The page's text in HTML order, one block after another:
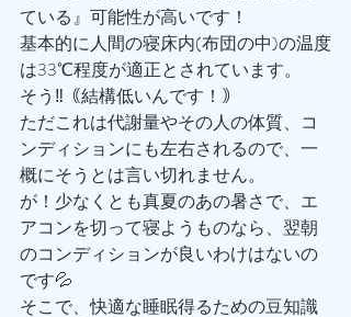
ている』可能性が高いです！
基本的に人間の寝床内(布団の中)の温度
は33℃程度が適正とされています。
そう‼️｟結構低いんです！｠
ただこれは代謝量やその人の体質、コ
ンディションにも左右されるので、一
概にそうとは言い切れません。
が！少なくとも真夏のあの暑さで、エ
アコンを切って寝ようものなら、翌朝
のコンディションが良いわけはないの
です💦
そこで、快適な睡眠得るための豆知識